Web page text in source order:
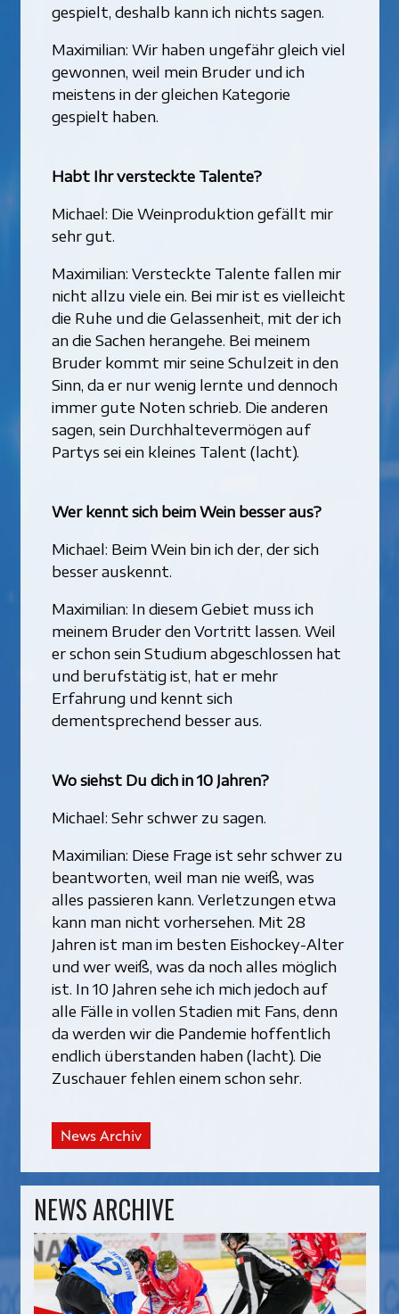
gespielt, deshalb kann ich nichts sagen.
Maximilian: Wir haben ungefähr gleich viel
gewonnen, weil mein Bruder und ich
meistens in der gleichen Kategorie
gespielt haben.
Habt Ihr versteckte Talente?
Michael: Die Weinproduktion gefällt mir
sehr gut.
Maximilian: Versteckte Talente fallen mir
nicht allzu viele ein. Bei mir ist es vielleicht
die Ruhe und die Gelassenheit, mit der ich
an die Sachen herangehe. Bei meinem
Bruder kommt mir seine Schulzeit in den
Sinn, da er nur wenig lernte und dennoch
immer gute Noten schrieb. Die anderen
sagen, sein Durchhaltevermögen auf
Partys sei ein kleines Talent (lacht).
Wer kennt sich beim Wein besser aus?
Michael: Beim Wein bin ich der, der sich
besser auskennt.
Maximilian: In diesem Gebiet muss ich
meinem Bruder den Vortritt lassen. Weil
er schon sein Studium abgeschlossen hat
und berufstätig ist, hat er mehr
Erfahrung und kennt sich
dementsprechend besser aus.
Wo siehst Du dich in 10 Jahren?
Michael: Sehr schwer zu sagen.
Maximilian: Diese Frage ist sehr schwer zu
beantworten, weil man nie weiß, was
alles passieren kann. Verletzungen etwa
kann man nicht vorhersehen. Mit 28
Jahren ist man im besten Eishockey-Alter
und wer weiß, was da noch alles möglich
ist. In 10 Jahren sehe ich mich jedoch auf
alle Fälle in vollen Stadien mit Fans, denn
da werden wir die Pandemie hoffentlich
endlich überstanden haben (lacht). Die
Zuschauer fehlen einem schon sehr.
News Archiv
NEWS ARCHIVE